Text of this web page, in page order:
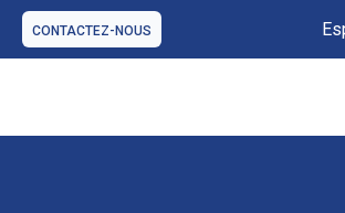
CONTACTEZ-NOUS